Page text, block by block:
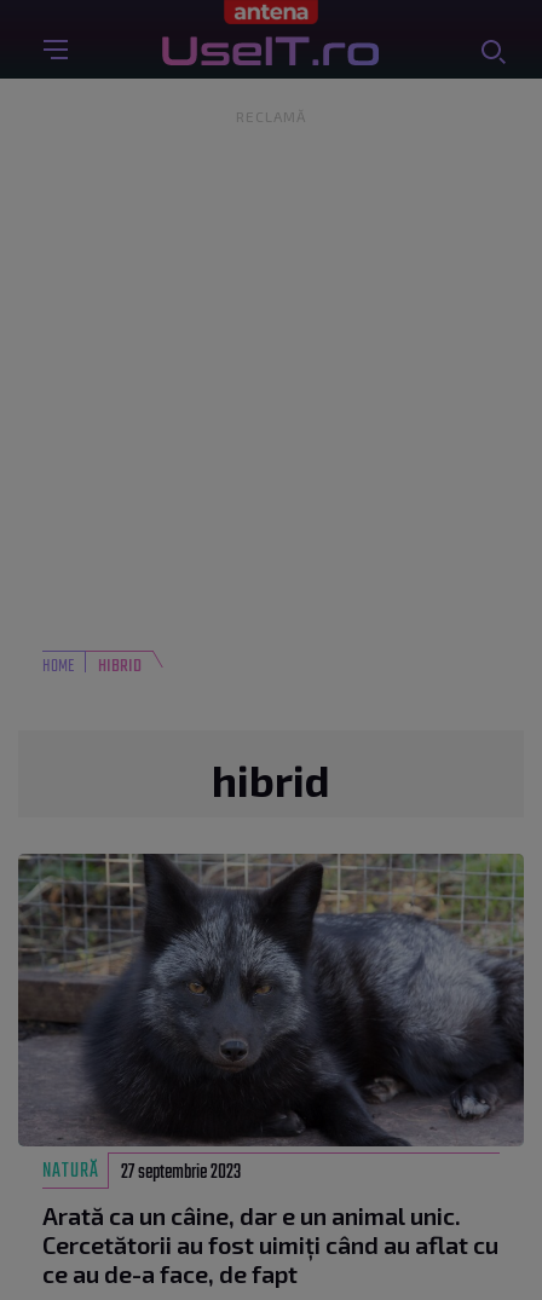
RECLAMĂ
HOME HIBRID
hibrid
NATURĂ 27 septembrie 2023
Arată ca un câine, dar e un animal unic.
Cercetătorii au fost uimiți când au aflat cu
ce au de-a face, de fapt